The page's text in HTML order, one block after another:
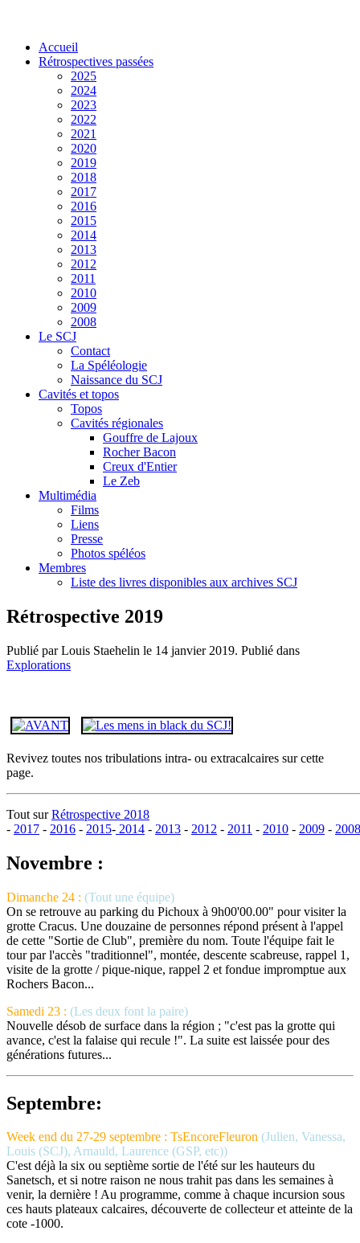
Accueil
Rétrospectives passées
2025
2024
2023
2022
2021
2020
2019
2018
2017
2016
2015
2014
2013
2012
2011
2010
2009
2008
Le SCJ
Contact
La Spéléologie
Naissance du SCJ
Cavités et topos
Topos
Cavités régionales
Gouffre de Lajoux
Rocher Bacon
Creux d'Entier
Le Zeb
Multimédia
Films
Liens
Presse
Photos spéléos
Membres
Liste des livres disponibles aux archives SCJ
Rétrospective 2019
Publié par Louis Staehelin le 14 janvier 2019. Publié dans
Explorations
Revivez toutes nos tribulations intra- ou extracalcaires sur cette
page.
Tout surRétrospective 2018
- 2017 - 2016 - 2015- 2014 - 2013 - 2012 - 2011 - 2010 - 2009 - 2008
Novembre :
Dimanche 24 : (Tout une équipe)
On se retrouve au parking du Pichoux à 9h00'00.00" pour visiter la
grotte Cracus. Une douzaine de personnes répond présent à l'appel
de cette "Sortie de Club", première du nom. Toute l'équipe fait le
tour par l'accès "traditionnel", montée, descente scabreuse, rappel 1,
visite de la grotte / pique-nique, rappel 2 et fondue impromptue aux
Rochers Bacon...
Samedi 23 : (Les deux font la paire)
Nouvelle désob de surface dans la région ; "c'est pas la grotte qui
avance, c'est la falaise qui recule !". La suite est laissée pour des
générations futures...
Septembre:
Week end du 27-29 septembre : TsEncoreFleuron (Julien, Vanessa,
Louis (SCJ), Arnauld, Laurence (GSP, etc))
C'est déjà la six ou septième sortie de l'été sur les hauteurs du
Sanetsch, et si notre raison ne nous trahit pas dans les semaines à
venir, la dernière ! Au programme, comme à chaque incursion sous
ces hauts plateaux calcaires, découverte de collecteur et atteinte de la
cote -1000.